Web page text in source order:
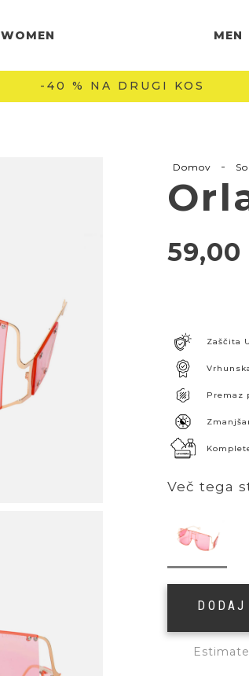
WOMEN MEN
-40 % NA DRUGI KOS
Domov -
59,00
Zaščita
Več tega